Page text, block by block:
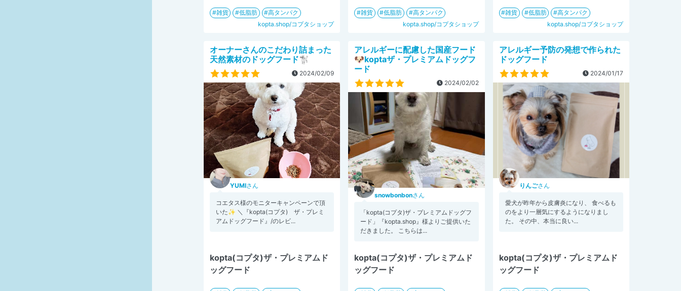
雑貨 低脂肪
高タンパク
kopta.shop/コプタショップ
雑貨 低脂肪
高タンパク
kopta.shop/コプタショップ
雑貨 低脂肪
高タンパク
kopta.shop/コプタショップ
オーナーさんのこだわり詰まった
天然素材のドッグフード🐩
2024/02/09
YUMIさん
コエタス様のモニターキャンペーンで頂
いた✨ ＼『kopta(コプタ) ザ・プレミ
アムドッグフード』/のレビ...
kopta(コプタ)ザ・プレミアムド
ッグフード
アレルギーに配慮した国産フード
🐶koptaザ・プレミアムドッグフ
ード
2024/02/02
snowbonbonさん
「kopta(コプタ)ザ・プレミアムドッグフ
ード」『kopta.shop』様よりご提供いた
だきました。 こちらは...
kopta(コプタ)ザ・プレミアムド
ッグフード
アレルギー予防の発想で作られた
ドッグフード
2024/01/17
りんごさん
愛犬が昨年から皮膚炎になり、 食べるも
のをより一層気にするようになりまし
た。 その中、本当に良い...
kopta(コプタ)ザ・プレミアムド
ッグフード